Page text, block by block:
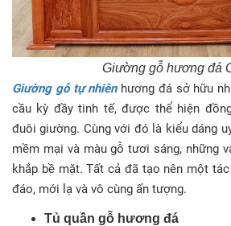
Giường gỗ hương đá
Giường gỗ tự nhiênhương đá sở hữu
cầu kỳ đầy tinh tế, được thể hiện
đuôi giường. Cùng với đó là kiểu dáng
mềm mại và màu gỗ tươi sáng, những
khắp bề mặt. Tất cả đã tạo nên một
đáo, mới lạ và vô cùng ấn tượng.
Tủ quần gỗ hương đá